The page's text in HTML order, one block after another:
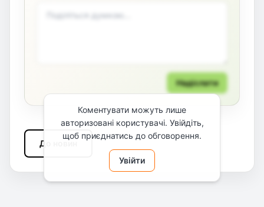
Надіслати
Коментувати можуть лише
авторизовані користувачі. Увійдіть,
щоб приєднатись до обговорення.
Увійти
До новин